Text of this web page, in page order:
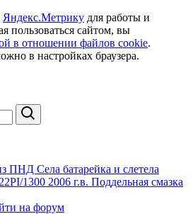
Яндекс.Метрику для работы и
пользоваться сайтом, вы
в отношении файлов cookie.
в настройках браузера.
ПНД Села батарейка и слетела
1300 2006 г.в. Поддельная смазка
на форум